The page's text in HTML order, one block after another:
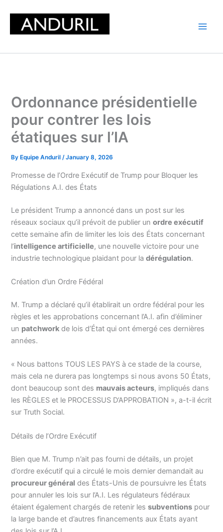
content
Ordonnance présidentielle
pour contrer les lois
étatiques sur l’IA
By Equipe Anduril/January 8, 2026
Promesse de l’Ordre Exécutif de Trump pour Bloquer les
Régulations A.I. des États
Le président Trump a annoncé dans un post sur les
réseaux sociaux qu’il prévoit de publier unordre exécutif
cette semaine afin de limiter les lois des États concernant
l’intelligence artificielle, une nouvelle victoire pour une
industrie technologique plaidant pour ladérégulation.
Création d’un Ordre Fédéral
M. Trump a déclaré qu’il établirait un ordre fédéral pour les
règles et les approbations concernant l’A.I. afin d’éliminer
un patchwork de lois d’État qui ont émergé ces dernières
années.
« Nous battons TOUS LES PAYS à ce stade de la course,
mais cela ne durera pas longtemps si nous avons 50 États,
dont beaucoup sont des mauvais acteurs, impliqués dans
les RÈGLES et le PROCESSUS D’APPROBATION », a-t-il écrit
sur Truth Social.
Détails de l’Ordre Exécutif
Bien que M. Trump n’ait pas fourni de détails, un projet
d’ordre exécutif qui a circulé le mois dernier demandait au
procureur général des États-Unis de poursuivre les États
pour annuler les lois sur l’A.I. Les régulateurs fédéraux
étaient également chargés de retenir lessubventions pour
la large bande et d’autres financements aux États ayant